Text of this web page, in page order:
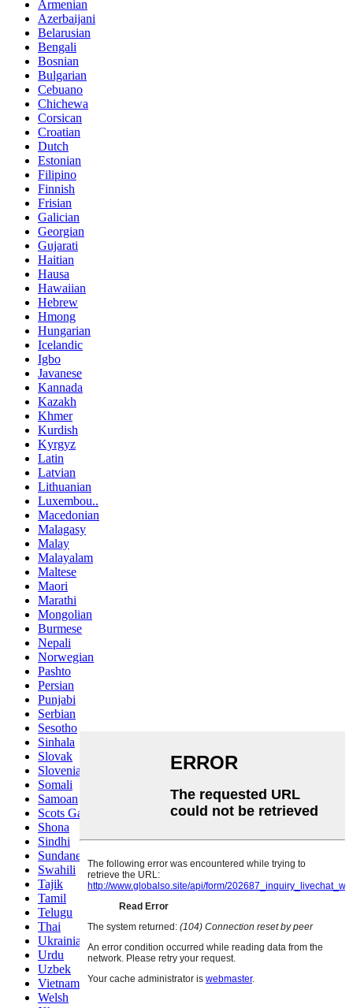
Armenian
Azerbaijani
Belarusian
Bengali
Bosnian
Bulgarian
Cebuano
Chichewa
Corsican
Croatian
Dutch
Estonian
Filipino
Finnish
Frisian
Galician
Georgian
Gujarati
Haitian
Hausa
Hawaiian
Hebrew
Hmong
Hungarian
Icelandic
Igbo
Javanese
Kannada
Kazakh
Khmer
Kurdish
Kyrgyz
Latin
Latvian
Lithuanian
Luxembou..
Macedonian
Malagasy
Malay
Malayalam
Maltese
Maori
Marathi
Mongolian
Burmese
Nepali
Norwegian
Pashto
Persian
Punjabi
Serbian
Sesotho
Sinhala
Slovak
Slovenian
Somali
Samoan
Scots Gaelic
Shona
Sindhi
Sundanese
Swahili
Tajik
Tamil
Telugu
Thai
Ukrainian
Urdu
Uzbek
Vietnamese
Welsh